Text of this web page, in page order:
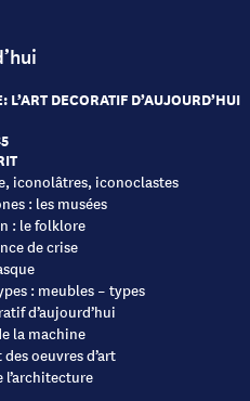
L’ART DECORATIF D’AUJOURD’HUI
iconolâtres, iconoclastes
: les musées
: le folklore
de crise
: meubles – types
d’aujourd’hui
la machine
oeuvres d’art
l’architecture